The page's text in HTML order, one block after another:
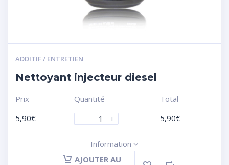
ADDITIF / ENTRETIEN
Nettoyant injecteur diesel
Prix
5,90€
Quantité
-
+
Total
5,90€
Information
AJOUTER AU